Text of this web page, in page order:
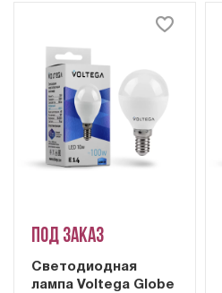
Под заказ
Светодиодная
лампа Voltega Globe